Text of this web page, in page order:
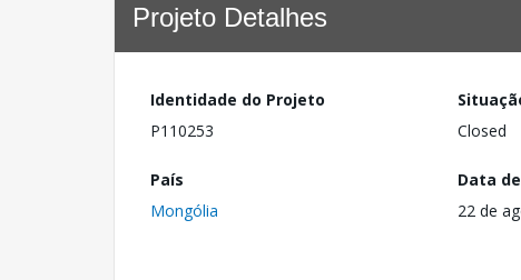
Projeto Detalhes
Identidade do Projeto
P110253
Closed
País
Mongólia
Data
22 de